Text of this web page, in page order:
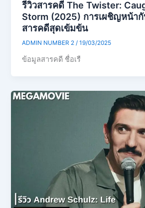
รีวิวสารคดี The Twister:
Storm (2025) การเผชิญหน้า
สารคดีสุดเข้มข้น
ADMIN NUMBER 2/19/03/2025
ข้อมูลสารคดี ชื่อเรื